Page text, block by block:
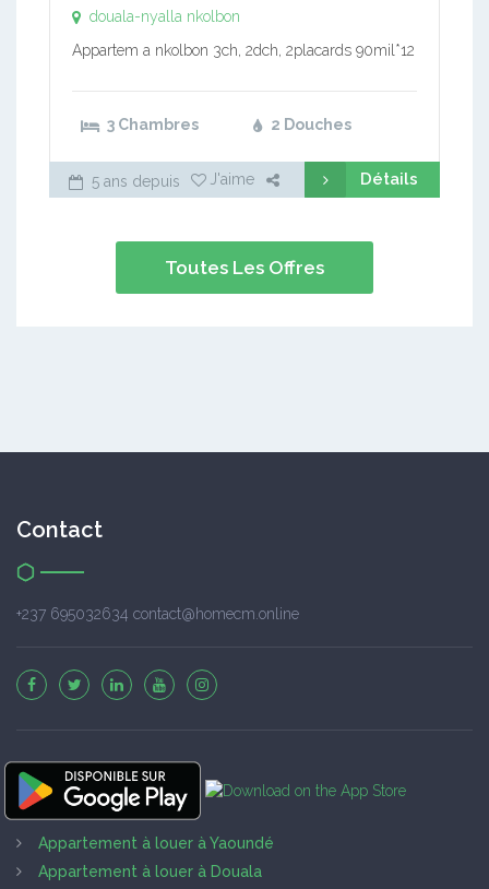
douala-nyalla nkolbon
Appartem a nkolbon 3ch, 2dch, 2placards 90mil*12
3 Chambres 2 Douches
5 ans depuis J'aime Détails
Toutes Les Offres
Contact
+237 695032634 contact@homecm.online
Appartement à louer à Yaoundé
Appartement à louer à Douala